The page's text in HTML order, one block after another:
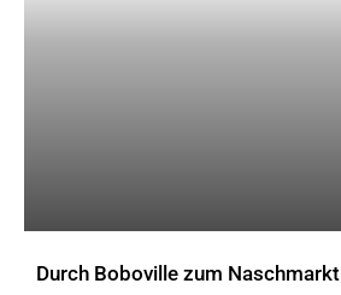
Durch Boboville zum Naschmarkt